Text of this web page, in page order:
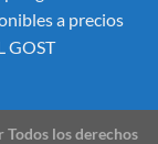
a precios
GOST
los derechos